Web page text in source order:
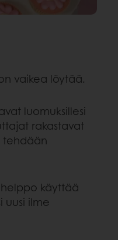
vaikea löytää.
luomuksillesi
rakastavat
tehdään
käyttää
uusi ilme